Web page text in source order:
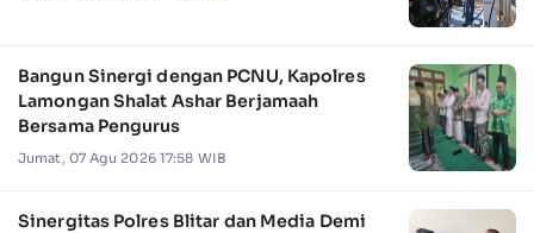
Bangun Sinergi dengan PCNU, Kapolres
Lamongan Shalat Ashar Berjamaah
Bersama Pengurus
Jumat, 07 Agu 2026 17:58 WIB
Sinergitas Polres Blitar dan Media Demi